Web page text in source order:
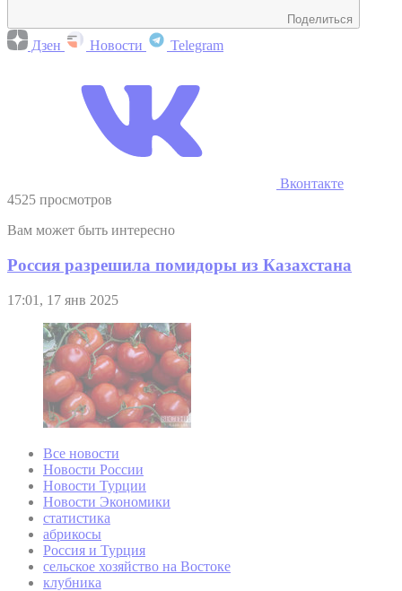
Поделиться
Дзен Новости Telegram
Вконтакте
4525 просмотров
Вам может быть интересно
Россия разрешила помидоры из Казахстана
17:01, 17 янв 2025
Все новости
Новости России
Новости Турции
Новости Экономики
статистика
абрикосы
Россия и Турция
сельское хозяйство на Востоке
клубника